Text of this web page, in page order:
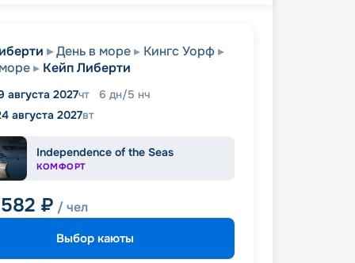
День в море
Кингс Уорф
Кейп Либерти
августа 2027чт 6 дн/5 нч
августа 2027вт
Independence of the Seas
КОМФОРТ
₽ / чел
Выбор каюты